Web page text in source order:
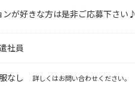
が好きな方は是非ご応募下さい♪
社員
なし 詳しくはお問い合わせください。